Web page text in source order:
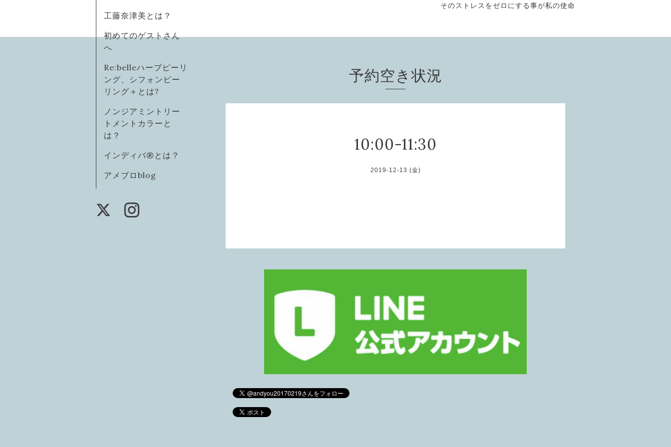
そのストレスをゼロにする事が私の使命
工藤奈津美とは？
初めてのゲストさん
へ
Re:belleハーブピーリ
ング、シフォンピー
リング＋とは?
ノンジアミントリー
トメントカラーと
は？
インディバ®️とは？
アメブロblog
予約空き状況
10:00-11:30
2019-12-13 (金)